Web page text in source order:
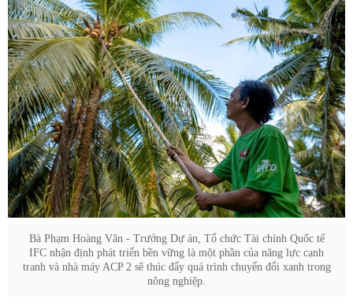
Bà Phạm Hoàng Vân - Trưởng Dự án, Tổ chức Tài chính Quốc tế
IFC nhận định phát triển bền vững là một phần của năng lực cạnh
tranh và nhà máy ACP 2 sẽ thúc đẩy quá trình chuyển đổi xanh trong
nông nghiệp.